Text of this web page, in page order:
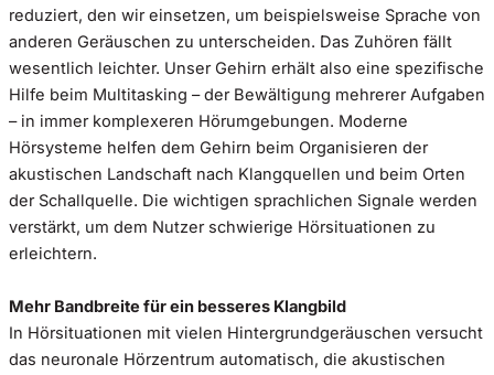
reduziert, den wir einsetzen, um beispielsweise Sprache von
anderen Geräuschen zu unterscheiden. Das Zuhören fällt
wesentlich leichter. Unser Gehirn erhält also eine spezifische
Hilfe beim Multitasking – der Bewältigung mehrerer Aufgaben
– in immer komplexeren Hörumgebungen. Moderne
Hörsysteme helfen dem Gehirn beim Organisieren der
akustischen Landschaft nach Klangquellen und beim Orten
der Schallquelle. Die wichtigen sprachlichen Signale werden
verstärkt, um dem Nutzer schwierige Hörsituationen zu
erleichtern.
Mehr Bandbreite für ein besseres Klangbild
In Hörsituationen mit vielen Hintergrundgeräuschen versucht
das neuronale Hörzentrum automatisch, die akustischen